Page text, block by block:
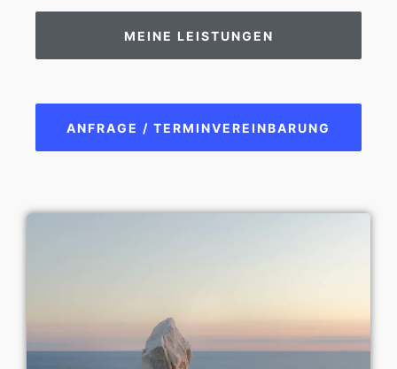
MEINE LEISTUNGEN
ANFRAGE / TERMINVEREINBARUNG